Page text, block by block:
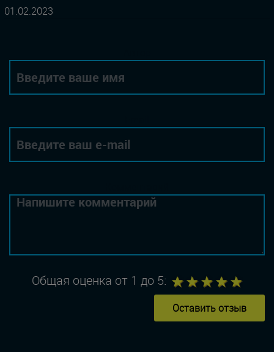
01.02.2023
Общая оценка от 1 до 5: 4
3
2
1
Оставить отзыв